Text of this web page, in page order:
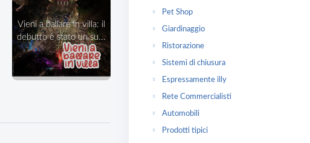
vieni a ballare in villa: il
debutto è stato un su...
Pet Shop
Giardinaggio
Ristorazione
Sistemi di chiusura
Espressamente illy
Rete Commercialisti
Automobili
Prodotti tipici